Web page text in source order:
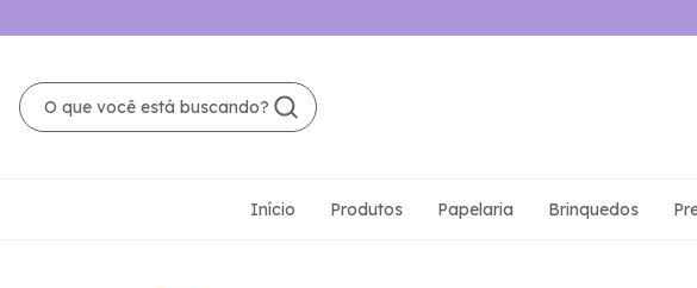
Início Produtos Papelaria Brinquedos